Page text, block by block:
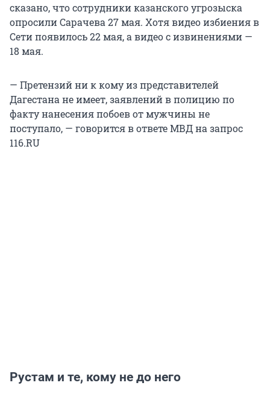
сказано, что сотрудники казанского угрозыска
опросили Сарачева 27 мая. Хотя видео избиения в
Сети появилось 22 мая, а видео с извинениями —
18 мая.
— Претензий ни к кому из представителей
Дагестана не имеет, заявлений в полицию по
факту нанесения побоев от мужчины не
поступало, — говорится в ответе МВД на запрос
116.RU
Рустам и те, кому не до него